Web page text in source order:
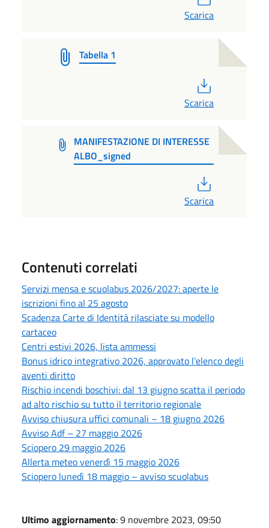
Scarica
Tabella 1
Scarica
MANIFESTAZIONE DI INTERESSE
ALBO_signed
Scarica
Contenuti correlati
Servizi mensa e scuolabus 2026/2027: aperte le
iscrizioni fino al 25 agosto
Scadenza Carte di Identità rilasciate su modello
cartaceo
Centri estivi 2026, lista ammessi
Bonus idrico integrativo 2026, approvato l’elenco degli
aventi diritto
Rischio incendi boschivi: dal 13 giugno scatta il periodo
ad alto rischio su tutto il territorio regionale
Avviso chiusura uffici comunali – 18 giugno 2026
Avviso Adf – 27 maggio 2026
Sciopero 29 maggio 2026
Allerta meteo venerdì 15 maggio 2026
Sciopero lunedì 18 maggio – avviso scuolabus
Ultimo aggiornamento: 9 novembre 2023, 09:50